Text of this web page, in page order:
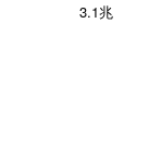
3.1兆